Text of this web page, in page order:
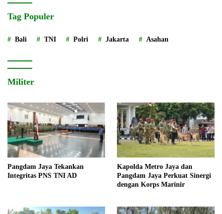
Tag Populer
Bali TNI Polri Jakarta Asahan
Militer
Pangdam Jaya Tekankan
Integritas PNS TNI AD
Kapolda Metro Jaya dan
Pangdam Jaya Perkuat Sinergi
dengan Korps Marinir